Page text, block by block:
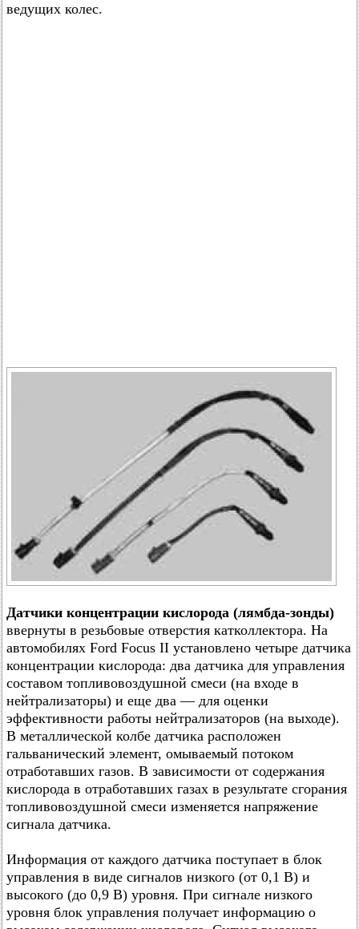
ведущих колес.
Датчики концентрации кислорода (лямбда-зонды)
ввернуты в резьбовые отверстия катколлектора. На
автомобилях Ford Focus II установлено четыре датчика
концентрации кислорода: два датчика для управления
составом топливовоздушной смеси (на входе в
нейтрализаторы) и еще два — для оценки
эффективности работы нейтрализаторов (на выходе).
В металлической колбе датчика расположен
гальванический элемент, омываемый потоком
отработавших газов. В зависимости от содержания
кислорода в отработавших газах в результате сгорания
топливовоздушной смеси изменяется напряжение
сигнала датчика.
Информация от каждого датчика поступает в блок
управления в виде сигналов низкого (от 0,1 В) и
высокого (до 0,9 В) уровня. При сигнале низкого
уровня блок управления получает информацию о